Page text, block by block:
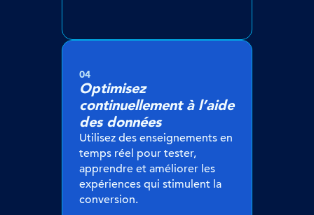
04
Optimisez
continuellement à l’aide
des données
Utilisez des enseignements en
temps réel pour tester,
apprendre et améliorer les
expériences qui stimulent la
conversion.